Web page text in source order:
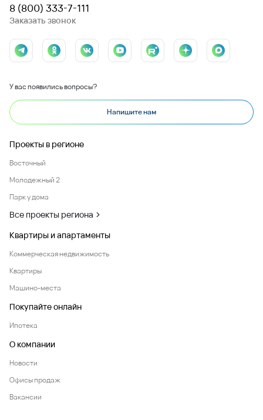
8 (800) 333-7-111
Заказать звонок
У вас появились вопросы?
Напишите нам
Проекты в регионе
Восточный
Молодежный 2
Парк у дома
Все проекты региона
Квартиры и апартаменты
Коммерческая недвижимость
Квартиры
Машино-места
Покупайте онлайн
Ипотека
О компании
Новости
Офисы продаж
Вакансии